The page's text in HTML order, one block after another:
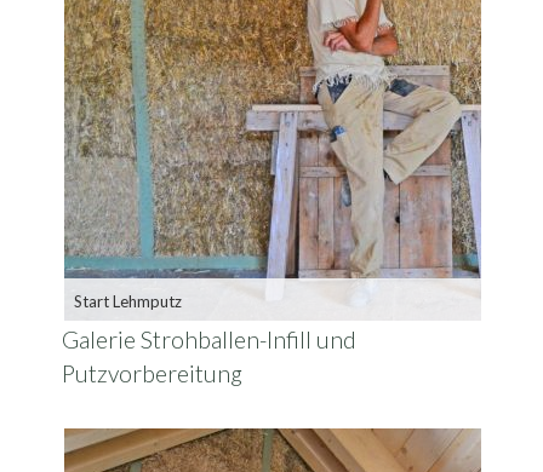
Start Lehmputz
Galerie Strohballen-Infill und
Putzvorbereitung